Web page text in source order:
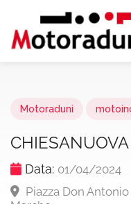
Motoraduni
Data: 01/04/2024
Piazza Don